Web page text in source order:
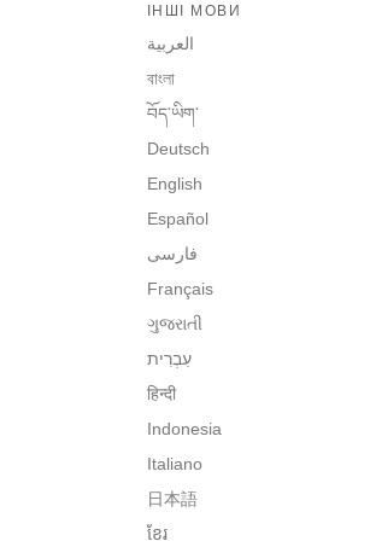
ІНШІ МОВИ
العربية
বাংলা
བོད་ཡིག་
Deutsch
English
Español
فارسی
Français
ગુજરાતી
हिन्दी
Indonesia
Italiano
日本語
ខ្មែរ